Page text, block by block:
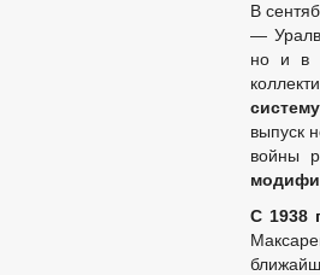
В
—
но и в
выпуск
войны
С 1938